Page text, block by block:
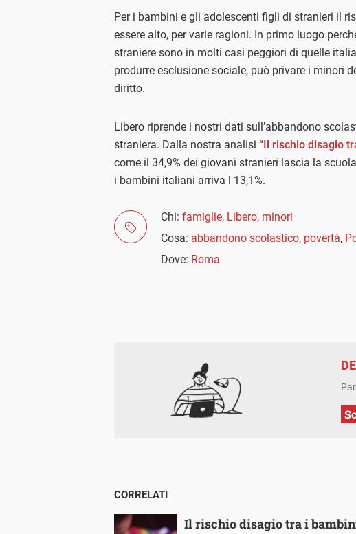
Per i bambini e gli adolescenti figli di stranieri il
essere alto, per varie ragioni. In primo luogo
straniere sono in molti casi peggiori di quelle
produrre esclusione sociale, può privare i minori
diritto.
Libero riprende i nostri dati sull’abbandono
straniera. Dalla nostra analisi “Il rischio disagio
come il 34,9% dei giovani stranieri lascia la
i bambini italiani arriva l 13,1%.
Chi: famiglie, Libero, minori
Cosa: abbandono scolastico, povertà,
Dove: Roma
CORRELATI
Il rischio disagio tra i